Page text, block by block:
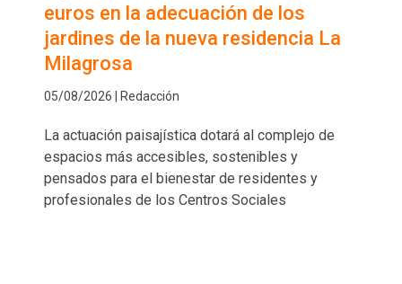
euros en la adecuación de los
jardines de la nueva residencia La
Milagrosa
05/08/2026 | Redacción
La actuación paisajística dotará al complejo de
espacios más accesibles, sostenibles y
pensados para el bienestar de residentes y
profesionales de los Centros Sociales